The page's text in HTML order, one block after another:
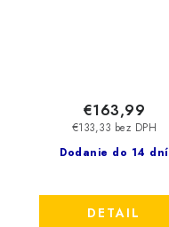
Dodanie do 14 dní
€133,33 bez DPH
€163,99
DETAIL